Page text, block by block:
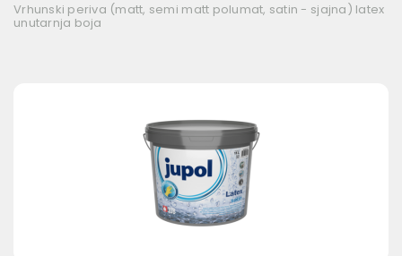
Vrhunski periva (matt, semi matt polumat, satin - sjajna) latex
unutarnja boja